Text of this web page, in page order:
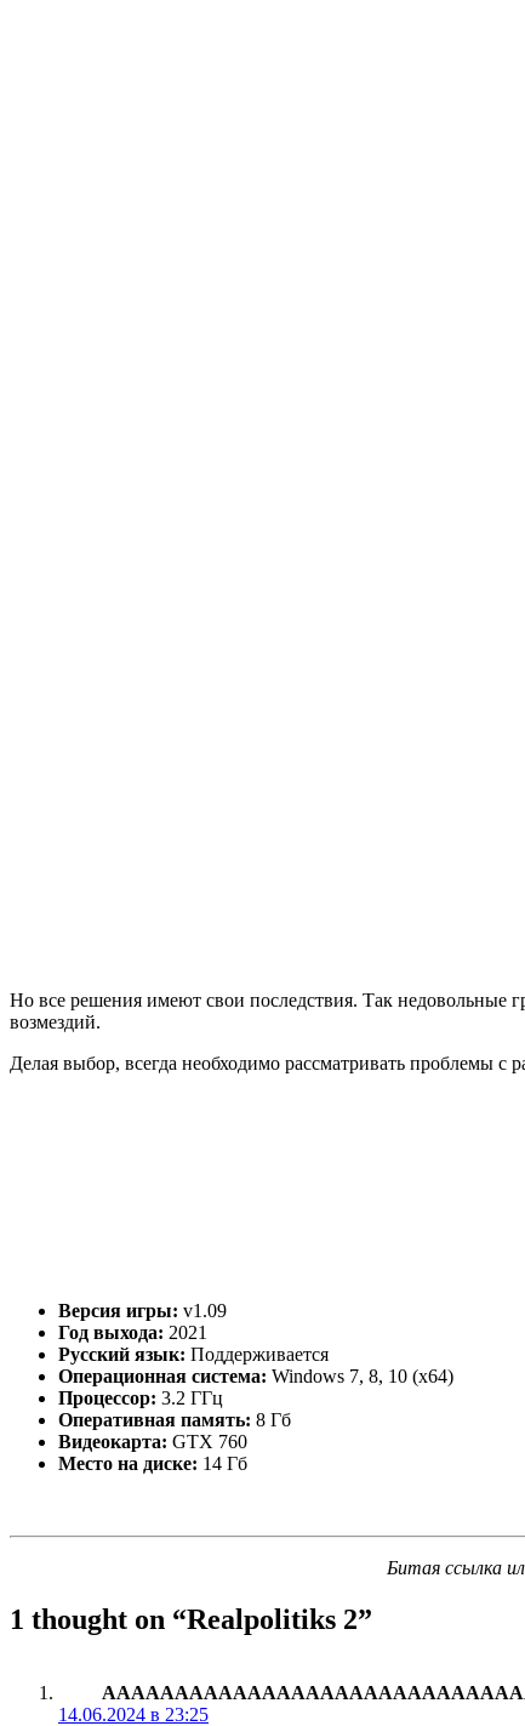
Но все решения имеют свои последствия. Так недовольные
возмездий.
Делая выбор, всегда необходимо рассматривать проблемы
Версия игры: v1.09
Год выхода: 2021
Русский язык: Поддерживается
Операционная система: Windows 7, 8, 10 (x64)
Процессор: 3.2 ГГц
Оперативная память: 8 Гб
Видеокарта: GTX 760
Место на диске: 14 Гб
Битая ссылка
1 thought on “Realpolitiks 2”
14.06.2024 в 23:25